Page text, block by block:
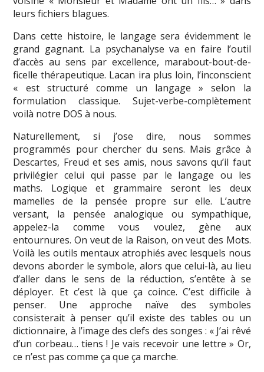
leurs fichiers blagues.
Dans cette histoire, le langage sera évidemment le
grand gagnant. La psychanalyse va en faire l’outil
d’accès au sens par excellence, marabout-bout-de-
ficelle thérapeutique. Lacan ira plus loin, l’inconscient
« est structuré comme un langage » selon la
formulation classique. Sujet-verbe-complètement
voilà notre DOS à nous.
Naturellement, si j’ose dire, nous sommes
programmés pour chercher du sens. Mais grâce à
Descartes, Freud et ses amis, nous savons qu’il faut
privilégier celui qui passe par le langage ou les
maths. Logique et grammaire seront les deux
mamelles de la pensée propre sur elle. L’autre
versant, la pensée analogique ou sympathique,
appelez-la comme vous voulez, gène aux
entournures. On veut de la Raison, on veut des Mots.
Voilà les outils mentaux atrophiés avec lesquels nous
devons aborder le symbole, alors que celui-là, au lieu
d’aller dans le sens de la réduction, s’entête à se
déployer. Et c’est là que ça coince. C’est difficile à
penser. Une approche naïve des symboles
consisterait à penser qu’il existe des tables ou un
dictionnaire, à l’image des clefs des songes : « J’ai rêvé
d’un corbeau… tiens ! Je vais recevoir une lettre » Or,
ce n’est pas comme ça que ça marche.